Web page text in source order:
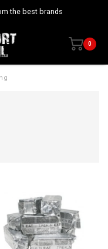
the best brands
0